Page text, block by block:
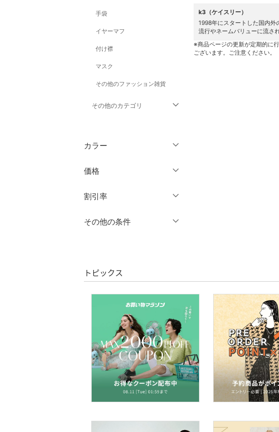
手袋
イヤーマフ
付け襟
マスク
その他のファッション雑貨
その他のカテゴリ
ジャケット・アウター
パンツ
ワンピース・ドレス
スカート
バッグ
インナー・ルームウェア
靴下・レッグウェア
アクセサリー・腕時計
財布・ポーチ・ケース
カラー
価格
絞り込み
割引率
％OFF～ ％OFF
その他の条件
クリア 絞り込み
k3（ケイスリー）
1998年にスタートした国内外
流行やネームバリューに流さ
※商品ページの更新が定期的に
ございます。ご注意ください。
トピックス